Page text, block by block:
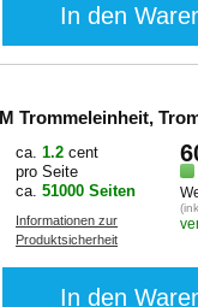
In den
Trommeleinheit,
ca. 1.2 cent
pro Seite
ca. 51000 Seiten
Informationen zur
Produktsicherheit
In den